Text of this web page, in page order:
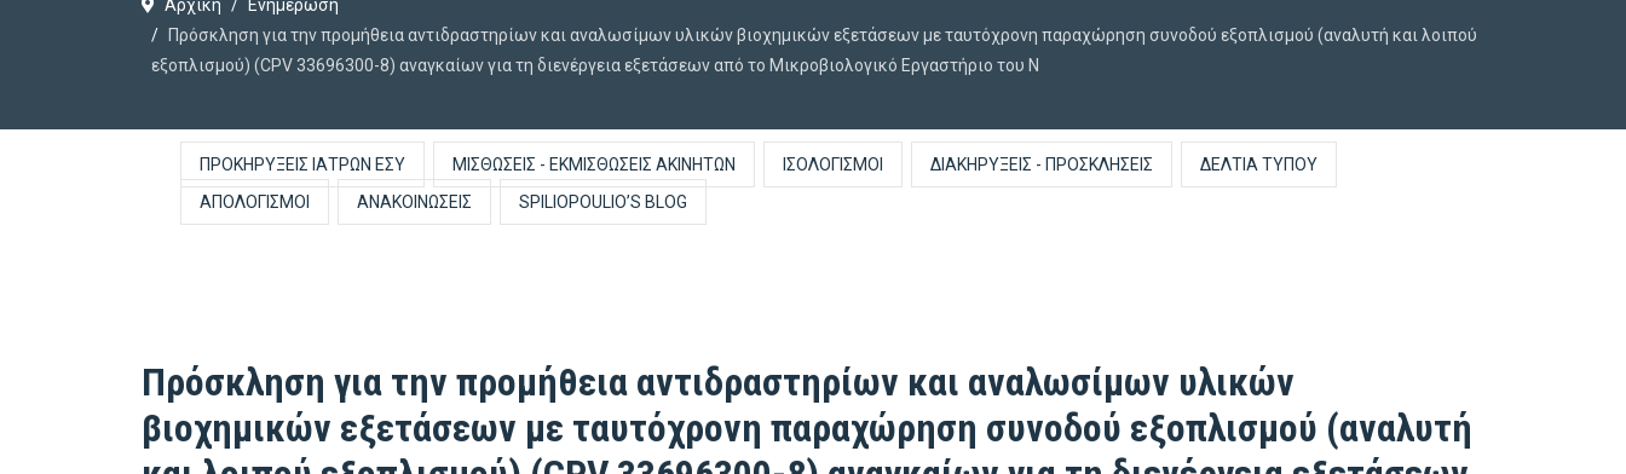
Αρχική
Ενημέρωση
Πρόσκληση για την προμήθεια αντιδραστηρίων και αναλωσίμων υλικών βιοχημικών εξετάσεων με ταυτόχρονη παραχώρηση συνοδού εξοπλισμού (αναλυτή και λοιπού
εξοπλισμού) (CPV 33696300-8) αναγκαίων για τη διενέργεια εξετάσεων από το Μικροβιολογικό Εργαστήριο του Ν
ΠΡΟΚΗΡΎΞΕΙΣ ΙΑΤΡΏΝ ΕΣΥ ΜΙΣΘΏΣΕΙΣ - ΕΚΜΙΣΘΏΣΕΙΣ ΑΚΙΝΉΤΩΝ ΙΣΟΛΟΓΙΣΜΟΊ ΔΙΑΚΗΡΎΞΕΙΣ - ΠΡΟΣΚΛΉΣΕΙΣ
ΔΕΛΤΊΑ ΤΎΠΟΥ
ΑΠΟΛΟΓΙΣΜΟΊ
ΑΝΑΚΟΙΝΏΣΕΙΣ SPILIOPOULIO’S BLOG
Πρόσκληση για την προμήθεια αντιδραστηρίων και αναλωσίμων υλικών
βιοχημικών εξετάσεων με ταυτόχρονη παραχώρηση συνοδού εξοπλισμού (αναλυτή